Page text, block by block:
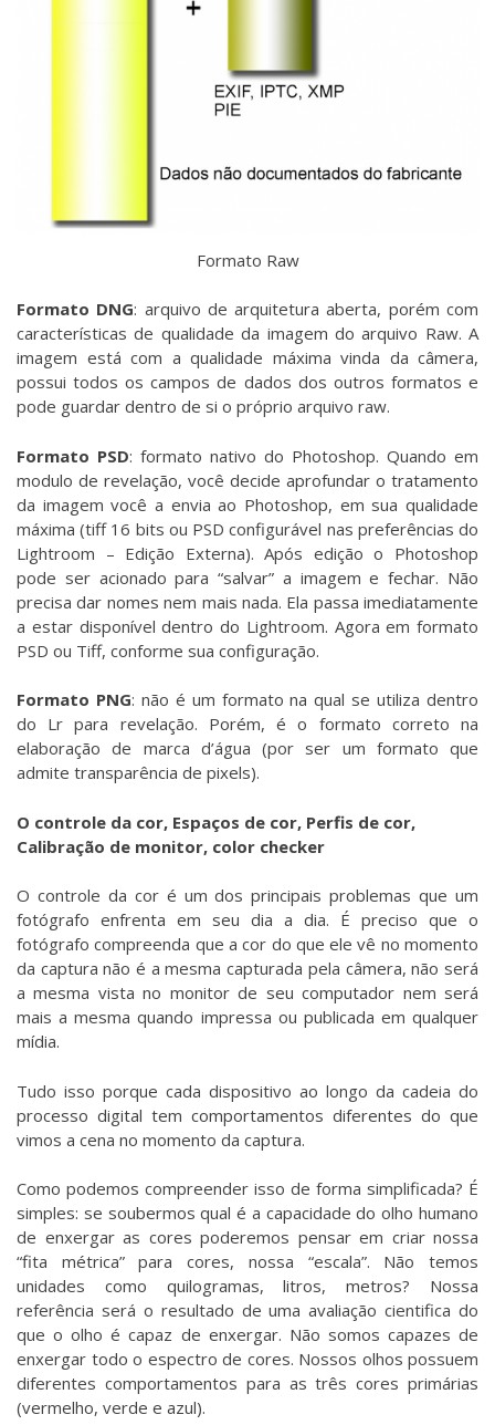
Formato Raw
Formato DNG: arquivo de arquitetura aberta, porém com
características de qualidade da imagem do arquivo Raw. A
imagem está com a qualidade máxima vinda da câmera,
possui todos os campos de dados dos outros formatos e
pode guardar dentro de si o próprio arquivo raw.
Formato PSD: formato nativo do Photoshop. Quando em
modulo de revelação, você decide aprofundar o tratamento
da imagem você a envia ao Photoshop, em sua qualidade
máxima (tiff 16 bits ou PSD configurável nas preferências do
Lightroom – Edição Externa). Após edição o Photoshop
pode ser acionado para “salvar” a imagem e fechar. Não
precisa dar nomes nem mais nada. Ela passa imediatamente
a estar disponível dentro do Lightroom. Agora em formato
PSD ou Tiff, conforme sua configuração.
Formato PNG: não é um formato na qual se utiliza dentro
do Lr para revelação. Porém, é o formato correto na
elaboração de marca d’água (por ser um formato que
admite transparência de pixels).
O controle da cor, Espaços de cor, Perfis de cor,
Calibração de monitor, color checker
O controle da cor é um dos principais problemas que um
fotógrafo enfrenta em seu dia a dia. É preciso que o
fotógrafo compreenda que a cor do que ele vê no momento
da captura não é a mesma capturada pela câmera, não será
a mesma vista no monitor de seu computador nem será
mais a mesma quando impressa ou publicada em qualquer
mídia.
Tudo isso porque cada dispositivo ao longo da cadeia do
processo digital tem comportamentos diferentes do que
vimos a cena no momento da captura.
Como podemos compreender isso de forma simplificada? É
simples: se soubermos qual é a capacidade do olho humano
de enxergar as cores poderemos pensar em criar nossa
“fita métrica” para cores, nossa “escala”. Não temos
unidades como quilogramas, litros, metros? Nossa
referência será o resultado de uma avaliação cientifica do
que o olho é capaz de enxergar. Não somos capazes de
enxergar todo o espectro de cores. Nossos olhos possuem
diferentes comportamentos para as três cores primárias
(vermelho, verde e azul).